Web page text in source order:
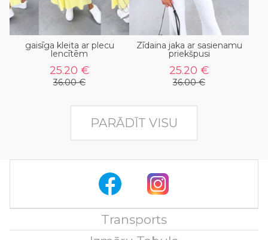
gaisīga kleita ar plecu
lencītēm
25.20 €
36.00 €
Zīdaina jaka ar sasienamu
priekšpusi
25.20 €
36.00 €
PARĀDĪT VISU
Transports